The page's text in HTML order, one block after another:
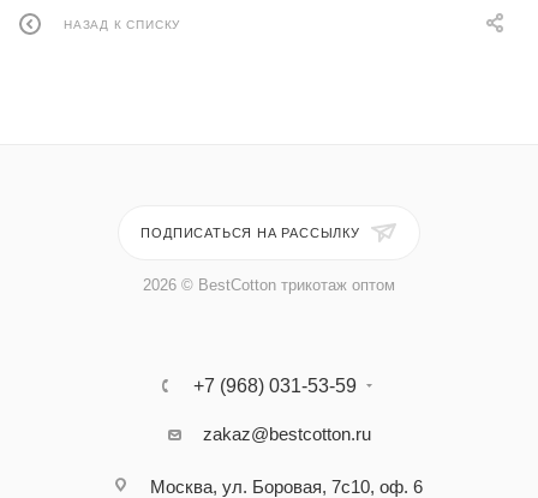
НАЗАД К СПИСКУ
ПОДПИСАТЬСЯ НА РАССЫЛКУ
2026 © BestCotton трикотаж оптом
+7 (968) 031-53-59
zakaz@bestcotton.ru
Москва, ул. Боровая, 7с10, оф. 6